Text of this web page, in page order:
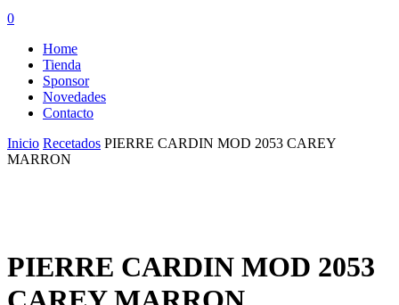
Menu
search
account
0
Home
Tienda
Sponsor
Novedades
Contacto
Inicio Recetados PIERRE CARDIN MOD 2053 CAREY
MARRON
PIERRE CARDIN MOD 2053